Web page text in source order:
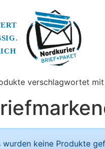
verschlagwortet mit
wurden keine Produkte